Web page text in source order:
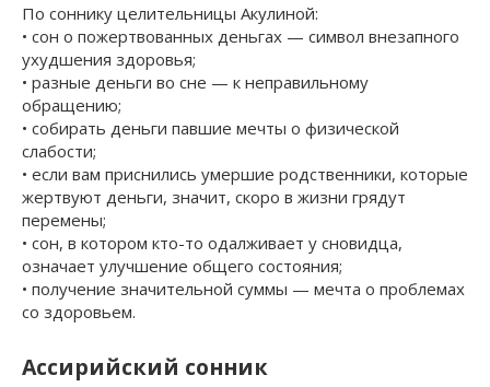
По соннику целительницы Акулиной:
• сон о пожертвованных деньгах — символ внезапного
ухудшения здоровья;
• разные деньги во сне — к неправильному
обращению;
• собирать деньги павшие мечты о физической
слабости;
• если вам приснились умершие родственники, которые
жертвуют деньги, значит, скоро в жизни грядут
перемены;
• сон, в котором кто-то одалживает у сновидца,
означает улучшение общего состояния;
• получение значительной суммы — мечта о проблемах
со здоровьем.
Ассирийский сонник